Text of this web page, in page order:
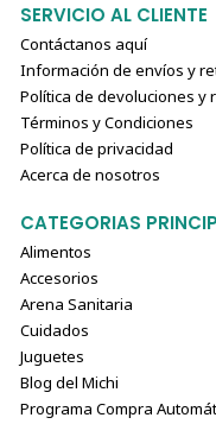
SERVICIO AL CLIENTE
Contáctanos aquí
Información de envíos y
Política de devoluciones y
Términos y Condiciones
Política de privacidad
Acerca de nosotros
CATEGORIAS
Alimentos
Accesorios
Arena Sanitaria
Cuidados
Juguetes
Blog del Michi
Programa Compra